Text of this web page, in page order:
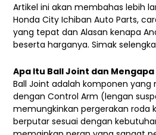
Artikel ini akan membahas lebih
Honda City Ichiban Auto Parts,
yang tepat dan Alasan kenapa
beserta harganya. Simak
Apa Itu Ball Joint dan
Ball Joint adalah komponen
dengan Control Arm (lengan
memungkinkan pergerakan roda
berputar sesuai dengan